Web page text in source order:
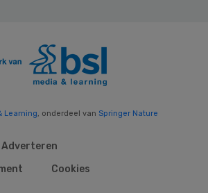
Learning, onderdeel van Springer Nature
Adverteren
Cookies